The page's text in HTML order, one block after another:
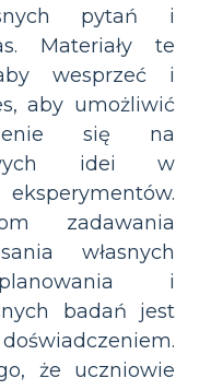
pytań i
Materiały te
wesprzeć i
aby umożliwić
się na
idei w
zadawania
własnych
i
badań jest
że uczniowie